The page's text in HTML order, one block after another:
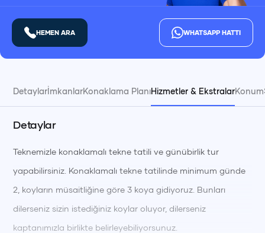
HEMEN ARA WHATSAPP HATTI
DetaylarİmkanlarKonaklama PlanıHizmetler & EkstralarKonum
Detaylar
Teknemizle konaklamalı tekne tatili ve günübirlik tur
yapabilirsiniz. Konaklamalı tekne tatilinde minimum günde
2, koyların müsaitliğine göre 3 koya gidiyoruz. Bunları
dilerseniz sizin istediğiniz koylar oluyor, dilerseniz
kaptanımızla birlikte belirleyebiliyorsunuz.